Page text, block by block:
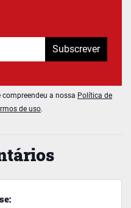
Subscrever
a nossa Política de
de uso.